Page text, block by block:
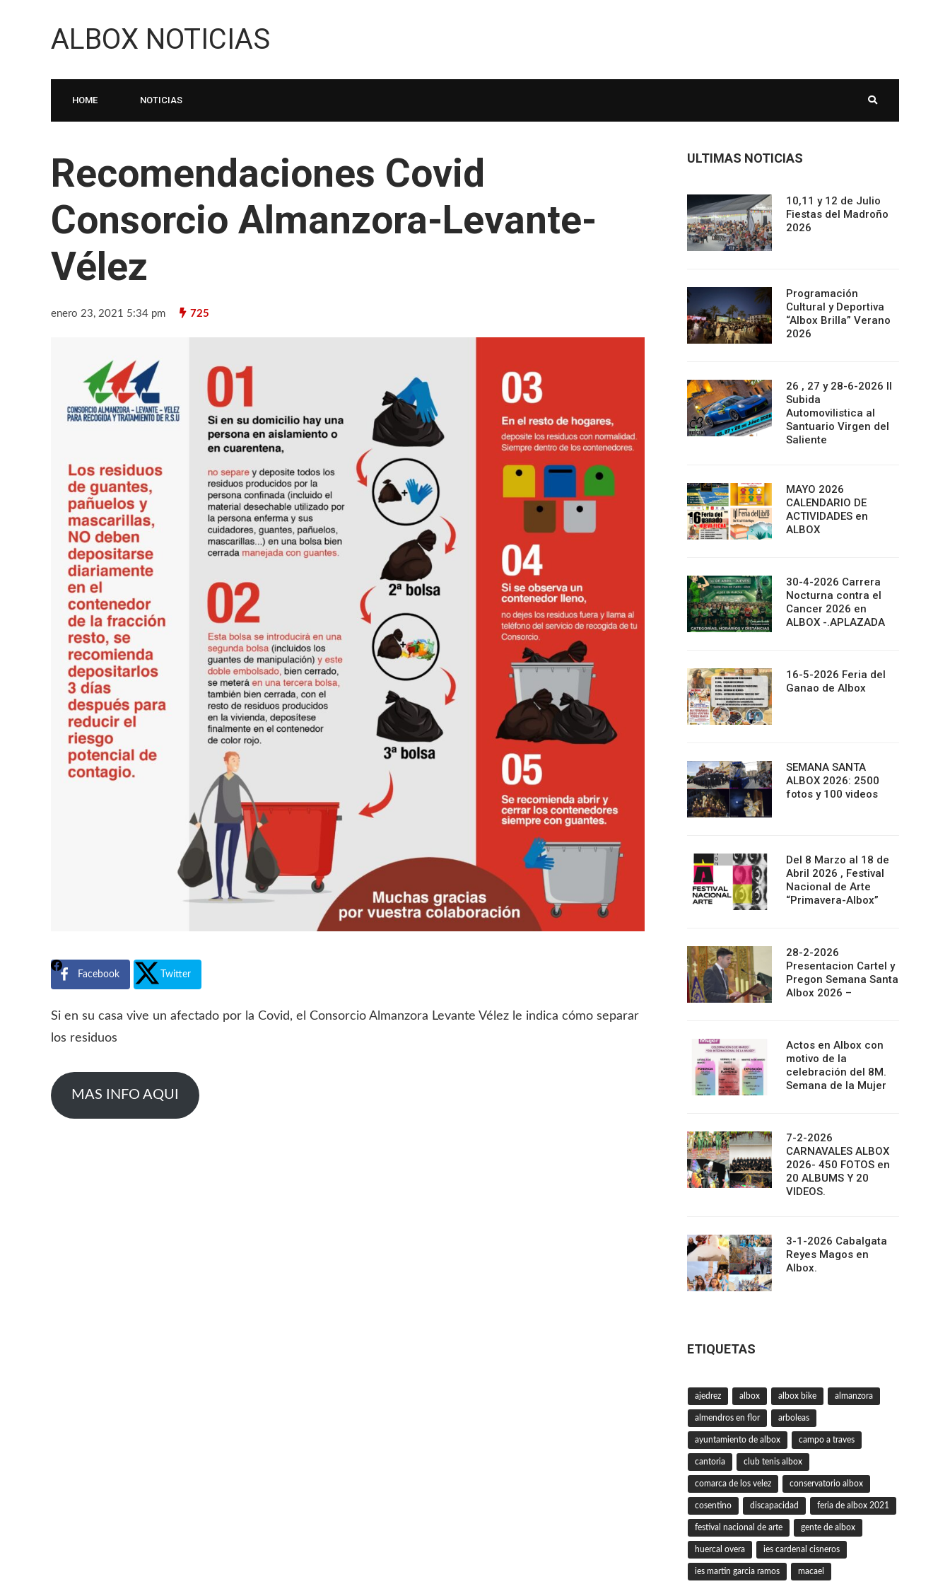
ALBOX NOTICIAS
HOME NOTICIAS
Recomendaciones Covid
Consorcio Almanzora-Levante-
Vélez
enero 23, 2021 5:34 pm 725
Facebook Twitter
Si en su casa vive un afectado por la Covid, el Consorcio Almanzora Levante Vélez le indica cómo separar
los residuos
MAS INFO AQUI
ULTIMAS NOTICIAS
10,11 y 12 de Julio
Fiestas del Madroño
2026
Programación
Cultural y Deportiva
“Albox Brilla” Verano
2026
26 , 27 y 28-6-2026 II
Subida
Automovilistica al
Santuario Virgen del
Saliente
MAYO 2026
CALENDARIO DE
ACTIVIDADES en
ALBOX
30-4-2026 Carrera
Nocturna contra el
Cancer 2026 en
ALBOX -.APLAZADA
16-5-2026 Feria del
Ganao de Albox
SEMANA SANTA
ALBOX 2026: 2500
fotos y 100 videos
Del 8 Marzo al 18 de
Abril 2026 , Festival
Nacional de Arte
“Primavera-Albox”
28-2-2026
Presentacion Cartel y
Pregon Semana Santa
Albox 2026 –
Actos en Albox con
motivo de la
celebración del 8M.
Semana de la Mujer
7-2-2026
CARNAVALES ALBOX
2026- 450 FOTOS en
20 ALBUMS Y 20
VIDEOS.
3-1-2026 Cabalgata
Reyes Magos en
Albox.
ETIQUETAS
ajedrez albox albox bike almanzora
almendros en flor arboleas
ayuntamiento de albox campo a traves
cantoria club tenis albox
comarca de los velez conservatorio albox
cosentino discapacidad feria de albox 2021
festival nacional de arte gente de albox
huercal overa ies cardenal cisneros
ies martin garcia ramos macael